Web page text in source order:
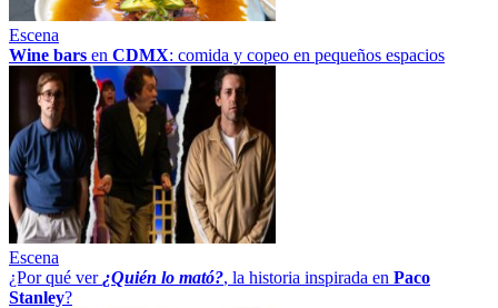
Escena
Wine bars en CDMX: comida y copeo en pequeños espacios
Escena
¿Por qué ver ¿Quién lo mató?, la historia inspirada en Paco
Stanley?